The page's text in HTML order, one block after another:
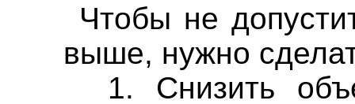
Чтобы не
выше, нужно
1. Снизить